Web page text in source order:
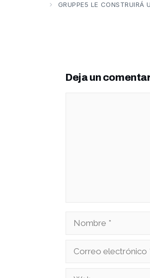
GRUPPE5 LE
Deja un
Nombre
Correo
Web